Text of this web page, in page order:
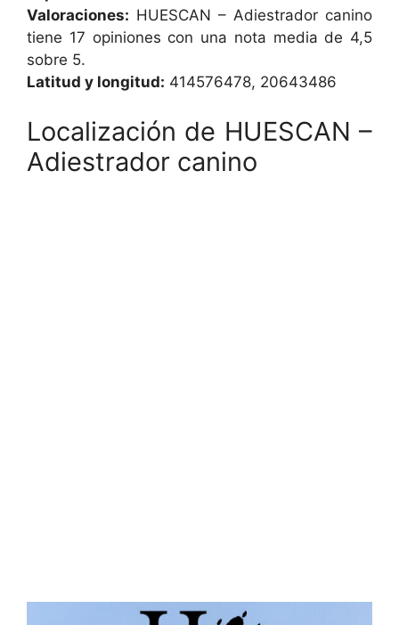
Valoraciones: HUESCAN – Adiestrador canino
tiene 17 opiniones con una nota media de 4,5
sobre 5.
Latitud y longitud: 414576478, 20643486
Localización de HUESCAN –
Adiestrador canino